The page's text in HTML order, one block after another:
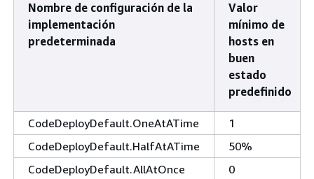
Nombre de configuración de la
implementación
predeterminada
Valor
mínimo de
hosts en
buen
estado
predefinido
CodeDeployDefault.OneAtATime
1
CodeDeployDefault.HalfAtATime
50%
CodeDeployDefault.AllAtOnce
0